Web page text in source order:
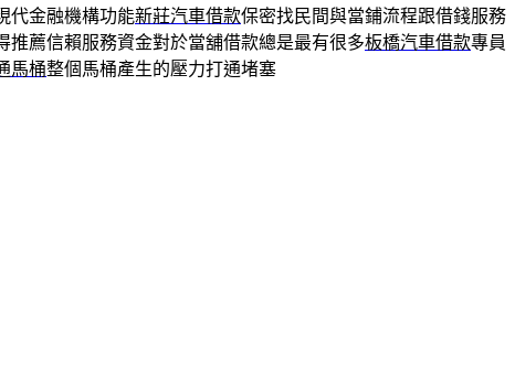
代金融機構功能新莊汽車借款保密找民間與當鋪流程跟借錢服務
推薦信賴服務資金對於當舖借款總是最有很多板橋汽車借款專員
馬桶整個馬桶產生的壓力打通堵塞